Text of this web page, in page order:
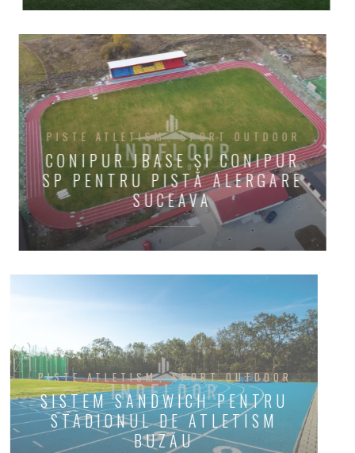
PISTE ATLETISM SPORT OUTDOOR
CONIPUR JBASE ȘI CONIPUR
SP PENTRU PISTĂ ALERGARE
SUCEAVA
PISTE ATLETISM SPORT OUTDOOR
SISTEM SANDWICH PENTRU
STADIONUL DE ATLETISM
BUZĂU